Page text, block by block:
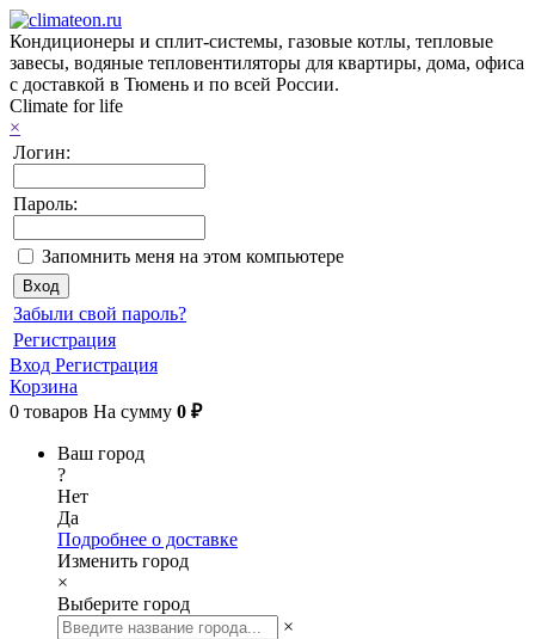
Кондиционеры и сплит-системы, газовые котлы, тепловые
завесы, водяные тепловентиляторы для квартиры, дома, офиса
с доставкой в Тюмень и по всей России.
Climate for life
×
Логин:
Пароль:
Запомнить меня на этом компьютере
Забыли свой пароль?
Регистрация
Вход Регистрация
Корзина
0 товаров На сумму 0 ₽
Ваш город
?
Нет
Да
Подробнее о доставке
Изменить город
×
Выберите город
×